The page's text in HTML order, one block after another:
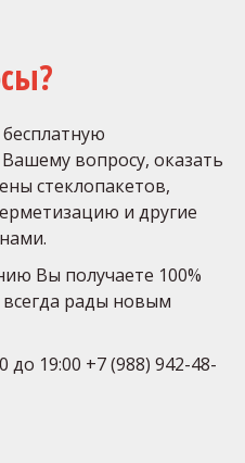
вопросу, оказать
стеклопакетов,
и другие
Вы получаете 100%
рады новым
до 19:00 +7 (988) 942-48-